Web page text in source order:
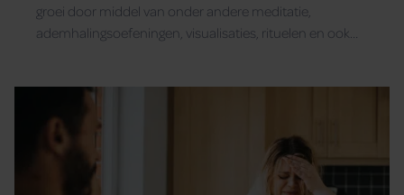
groei door middel van onder andere meditatie,
ademhalingsoefeningen, visualisaties, rituelen en ook